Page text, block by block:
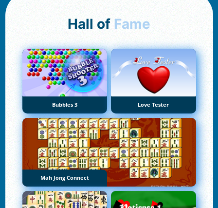
Hall of Fame
Bubbles 3 Love Tester
Mah Jong Connect